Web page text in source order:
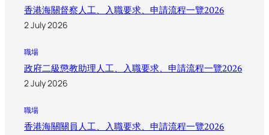
香港海關督察人工、入職要求、申請流程一覽2026
2 July 2026
職場
政府二級懲教助理人工、入職要求、申請流程一覽2026
2 July 2026
職場
香港海關關員人工、入職要求、申請流程一覽2026